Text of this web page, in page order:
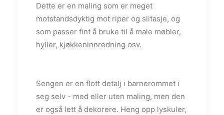
Dette er en maling som er meget
motstandsdyktig mot riper og slitasje, og
som passer fint å bruke til å male møbler,
hyller, kjøkkeninnredning osv.
Sengen er en flott detalj i barnerommet i
seg selv - med eller uten maling, men den
er også lett å dekorere. Heng opp lyskuler,